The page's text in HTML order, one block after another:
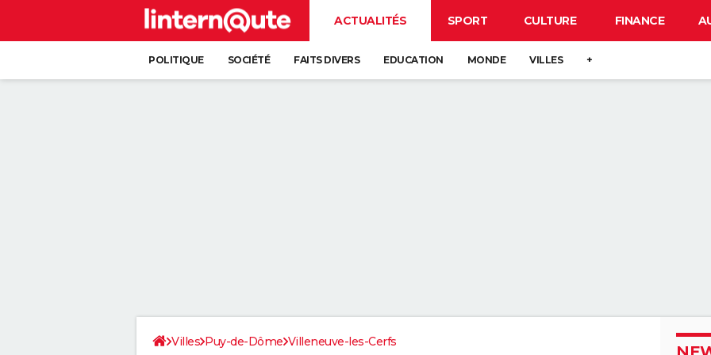
ACTUALITÉS SPORT CULTURE FINANCE
POLITIQUE SOCIÉTÉ FAITS DIVERS EDUCATION MONDE VILLES +
Villes Puy-de-Dôme Villeneuve-les-Cerfs